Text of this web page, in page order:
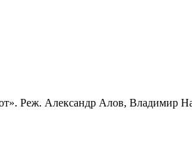
Реж. Александр Алов, Владимир